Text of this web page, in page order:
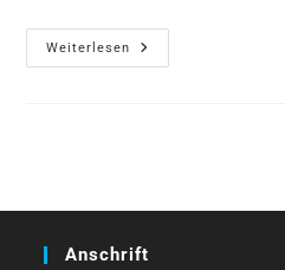
Weiterlesen
Unfallversicherung,
Vergleich
Anschrift